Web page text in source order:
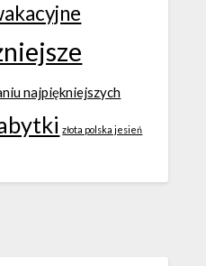
najpiękniejszych
złota polska jesień